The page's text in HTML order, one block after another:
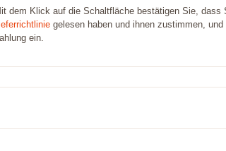
dem Klick auf die Schaltfläche bestätigen Sie, dass
gelesen haben und ihnen zustimmen,
ein.